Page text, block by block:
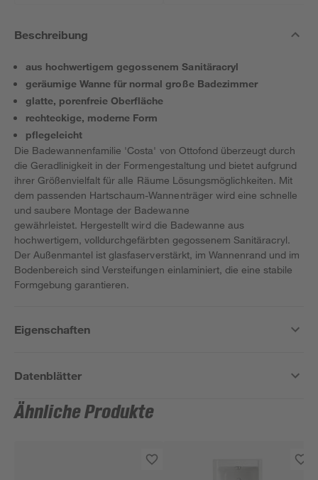
Beschreibung
aus hochwertigem gegossenem Sanitäracryl
geräumige Wanne für normal große Badezimmer
glatte, porenfreie Oberfläche
rechteckige, moderne Form
pflegeleicht
Die Badewannenfamilie 'Costa' von Ottofond überzeugt durch
die Geradlinigkeit in der Formengestaltung und bietet aufgrund
ihrer Größenvielfalt für alle Räume Lösungsmöglichkeiten. Mit
dem passenden Hartschaum-Wannenträger wird eine schnelle
und saubere Montage der Badewanne
gewährleistet. Hergestellt wird die Badewanne aus
hochwertigem, volldurchgefärbten gegossenem Sanitäracryl.
Der Außenmantel ist glasfaserverstärkt, im Wannenrand und im
Bodenbereich sind Versteifungen einlaminiert, die eine stabile
Formgebung garantieren.
Eigenschaften
Datenblätter
Ähnliche Produkte